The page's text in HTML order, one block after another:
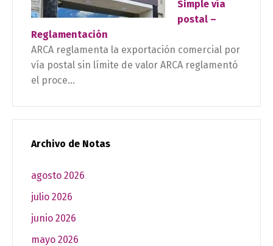
Simple vía
postal –
Reglamentación
ARCA reglamenta la exportación comercial por
vía postal sin límite de valor ARCA reglamentó
el proce...
Archivo de Notas
agosto 2026
julio 2026
junio 2026
mayo 2026